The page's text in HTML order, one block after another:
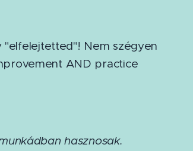
"elfelejtetted"! Nem szégyen
AND practice
hasznosak.